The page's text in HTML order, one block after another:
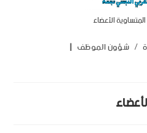
الأعضاء
/ شؤون الموظف